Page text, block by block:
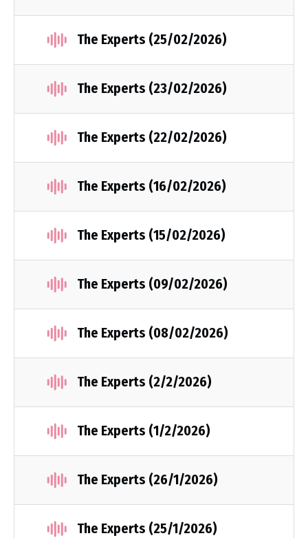
The Experts (25/02/2026)
The Experts (23/02/2026)
The Experts (22/02/2026)
The Experts (16/02/2026)
The Experts (15/02/2026)
The Experts (09/02/2026)
The Experts (08/02/2026)
The Experts (2/2/2026)
The Experts (1/2/2026)
The Experts (26/1/2026)
The Experts (25/1/2026)